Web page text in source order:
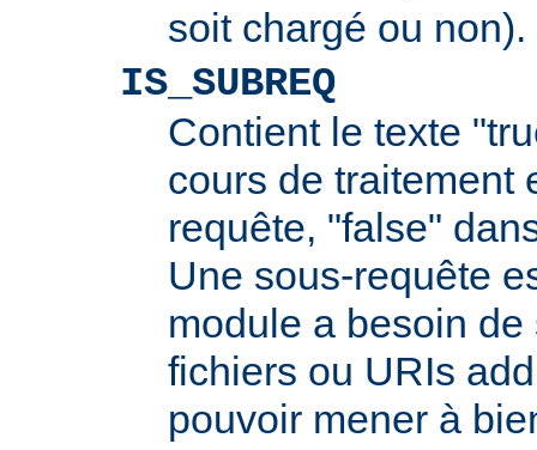
soit chargé ou non).
IS_SUBREQ
Contient le texte
cours de traitement
requête, "false"
Une sous-requête
module a besoin
fichiers ou URIs
pouvoir mener à